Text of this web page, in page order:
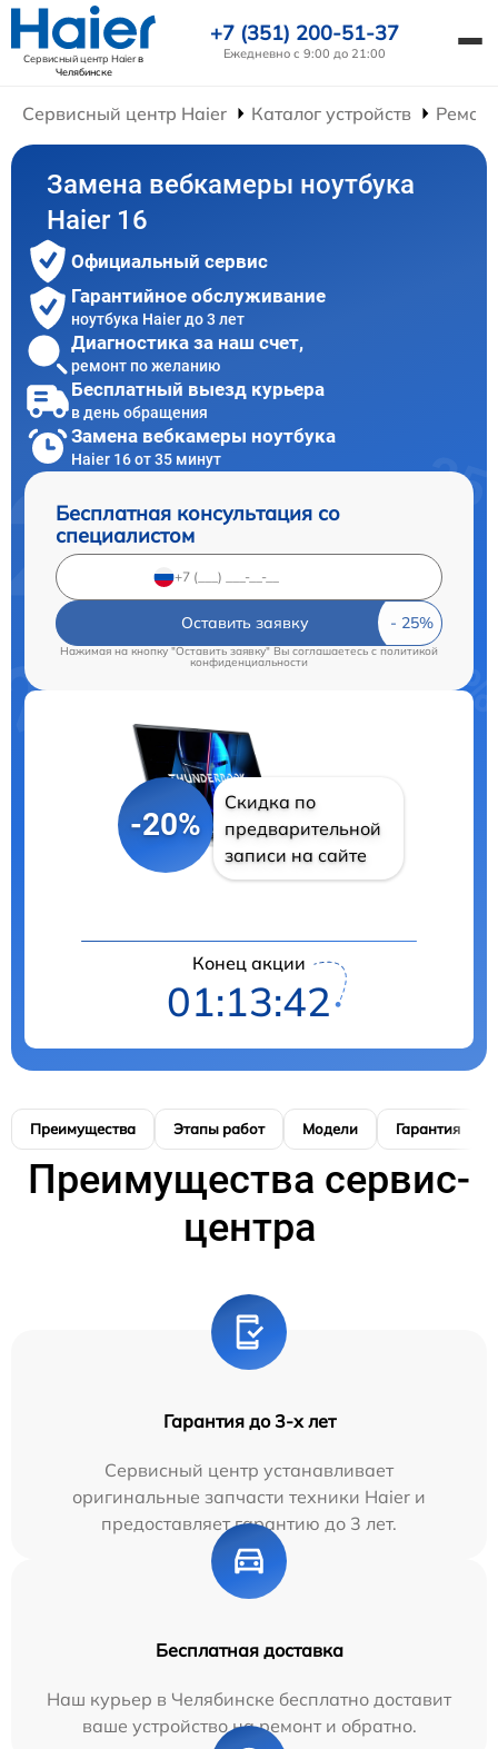
Сервисный центр Haierв
Челябинске
+7 (351) 200-51-37
Ежедневно с 9:00 до 21:00
Сервисный центр Haier Каталог устройств
Замена вебкамеры ноутбука
Haier 16
Официальный сервис
Гарантийное обслуживание
ноутбука Haier до 3 лет
Диагностика за наш счет,
ремонт по желанию
Бесплатный выезд курьера
в день обращения
Замена вебкамеры ноутбука
Haier 16 от 35 минут
Бесплатная консультация со
специалистом
Оставить заявку
Нажимая на кнопку "Оставить заявку" Вы соглашаетесь cполитикой
конфиденциальности
-20%
Скидка по
предварительной
записи на сайте
Конец акции
01:13:41
Преимущества Этапы работ Модели Гарантия
Преимущества сервис-
центра
Гарантия до 3-х лет
Сервисный центр устанавливает
оригинальные запчасти техники Haier и
предоставляет гарантию до 3 лет.
Бесплатная доставка
Наш курьер в Челябинске бесплатно доставит
ваше устройство на ремонт и обратно.